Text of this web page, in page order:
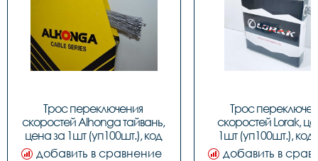
Трос переключения
скоростей Alhonga тайвань,
цена за 1шт (уп100шт.), код
40708
добавить в сравнение
Трос
скоростей Lorak,
1шт (уп100шт.), код
добавить в